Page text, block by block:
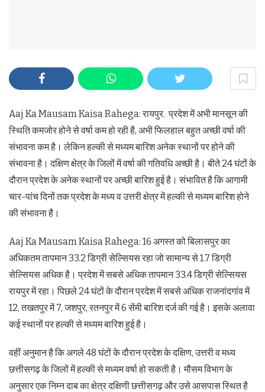
Aaj Ka Mausam Kaisa Rahega: रायपुर. प्रदेश में अभी मानसून की
स्थिति कमजोर होने से वर्षा कम हो रही है, अभी फिलहाल बहुत अच्छी वर्षा की
संभावना कम है। लेकिन हल्की से मध्यम बारिश अनेक स्थानों पर होने की
संभावना है। दक्षिण क्षेत्र के जिलों में वर्षा की गतिवधि अच्छी है। बीते 24 घंटों के
दौरान प्रदेश के अनेक स्थानों पर अच्छी बारिश हुई है। संभावित है कि आगामी
चार-पांच दिनों तक प्रदेश के मध्य व उत्तरी क्षेत्र में हल्की से मध्यम बारिश होने
की संभावना है।
Aaj Ka Mausam Kaisa Rahega: 16 अगस्त को बिलासपुर का
अधिकतम तापमान 33.2 डिग्री सेल्सियस रहा जो सामान्य से 1.7 डिग्री
सेल्सियस अधिक है। प्रदेश में सबसे अधिक तापमान 33.4 डिग्री सेल्सियस
रायपुर में रहा। पिछले 24 घंटों के दौरान प्रदेश में सबसे अधिक राजनांदगांव में
12, तखतपुर में 7, जशपुर, रतनपुर में 6 सेंमी बारिश दर्ज की गई है। इसके अलावा
कई स्थानों पर हल्की से मध्यम बारिश हुई है।
वहीं अनुमान है कि अगले 48 घंटों के दौरान प्रदेश के दक्षिण, उत्तरी व मध्य
छत्तीसगढ़ के जिलों में हल्की से मध्यम वर्षा हो सकती है। मौसम विभाग के
अनुसार एक निम्न दाब का क्षेत्र दक्षिणी छत्तीसगढ़ और उसे आसपास स्थित है